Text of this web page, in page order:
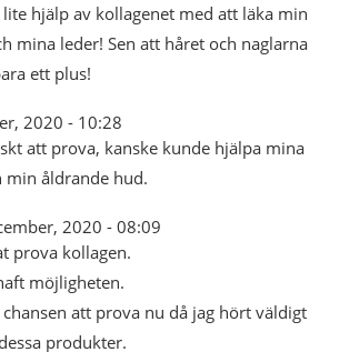
lite hjälp av kollagenet med att läka min
mina leder! Sen att håret och naglarna
ett plus!
2020 - 10:28
att prova, kanske kunde hjälpa mina
min åldrande hud.
2020 - 08:09
prova kollagen.
möjligheten.
att prova nu då jag hört väldigt
produkter.